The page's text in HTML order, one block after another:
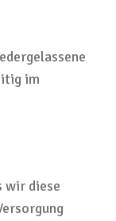
im
wir diese